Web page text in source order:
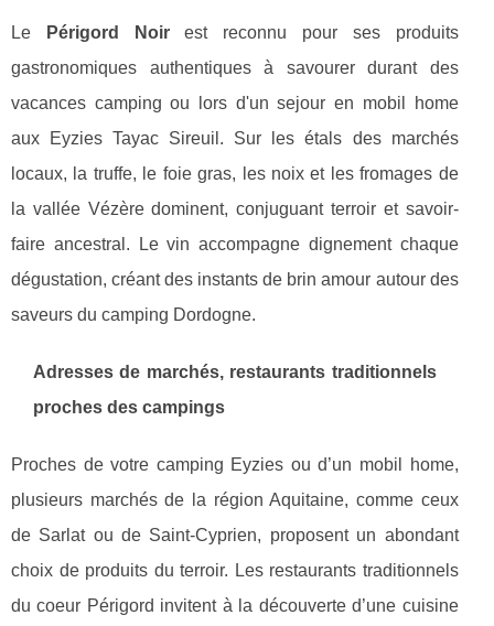
Le Périgord Noirest reconnu pour ses produits
gastronomiques authentiques à savourer durant des
vacances camping ou lors d'un sejour en mobil home
aux Eyzies Tayac Sireuil. Sur les étals des marchés
locaux, la truffe, le foie gras, les noix et les fromages de
la vallée Vézère dominent, conjuguant terroir et savoir-
faire ancestral. Le vin accompagne dignement chaque
dégustation, créant des instants de brin amour autour des
saveurs du camping Dordogne.
Adresses de marchés, restaurants traditionnels
proches des campings
Proches de votre camping Eyzies ou d’un mobil home,
plusieurs marchés de la région Aquitaine, comme ceux
de Sarlat ou de Saint-Cyprien, proposent un abondant
choix de produits du terroir. Les restaurants traditionnels
du coeur Périgord invitent à la découverte d’une cuisine